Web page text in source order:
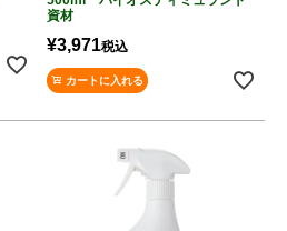
資材
¥3,971税込
カートに入れる